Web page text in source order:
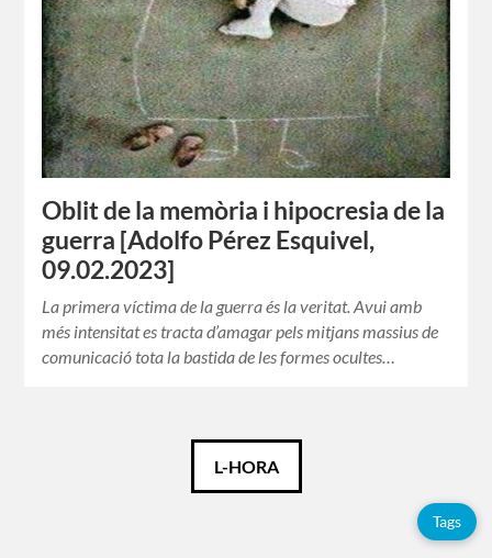
Oblit de la memòria i hipocresia de la
guerra [Adolfo Pérez Esquivel,
09.02.2023]
La primera víctima de la guerra és la veritat. Avui amb
més intensitat es tracta d’amagar pels mitjans massius de
comunicació tota la bastida de les formes ocultes…
L-HORA
Tags